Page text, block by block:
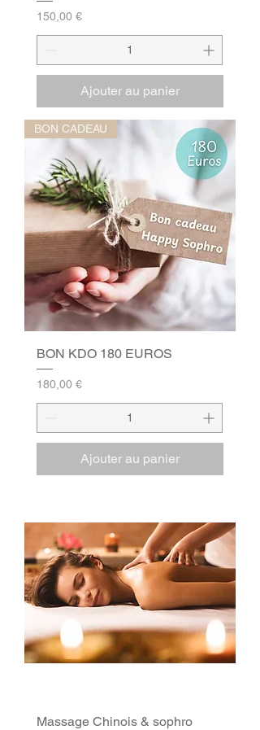
Prix
150,00 €
Ajouter au panier
BON CADEAU
BON KDO 180 EUROS
Prix
180,00 €
Ajouter au panier
Massage Chinois & sophro